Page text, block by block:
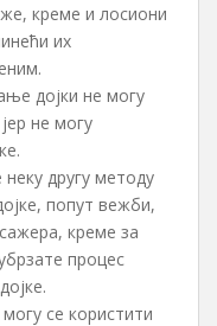
креме и лосиони
их
дојки не могу
не могу
другу методу
попут вежби,
креме за
процес
се користити